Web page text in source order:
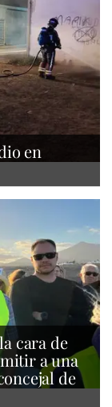
en
cara de
a una
de